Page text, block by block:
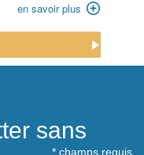
en savoir plus
sans
* champs requis